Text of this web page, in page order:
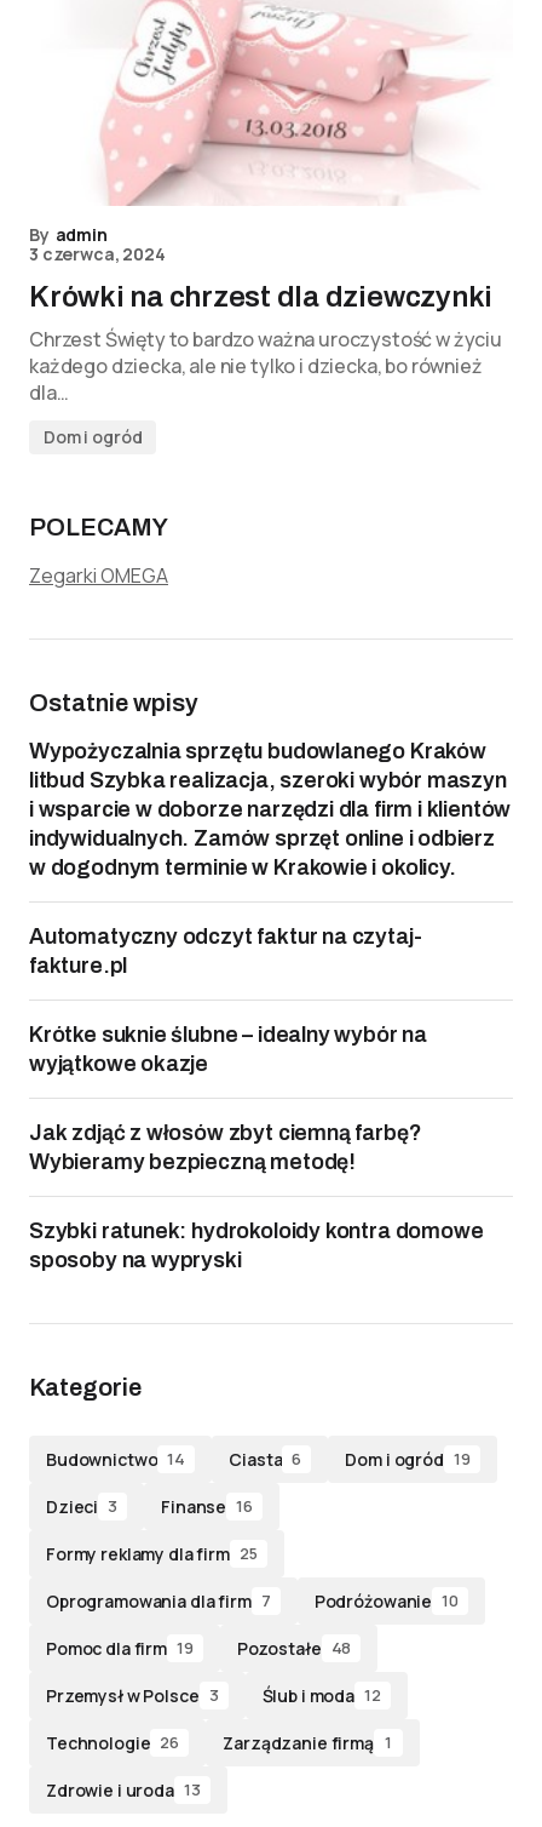
By admin
3 czerwca, 2024
Krówki na chrzest dla dziewczynki
Chrzest Święty to bardzo ważna uroczystość w życiu
każdego dziecka, ale nie tylko i dziecka, bo również
dla…
Dom i ogród
POLECAMY
Zegarki OMEGA
Ostatnie wpisy
Wypożyczalnia sprzętu budowlanego Kraków
litbud Szybka realizacja, szeroki wybór maszyn
i wsparcie w doborze narzędzi dla firm i klientów
indywidualnych. Zamów sprzęt online i odbierz
w dogodnym terminie w Krakowie i okolicy.
Automatyczny odczyt faktur na czytaj-
fakture.pl
Krótke suknie ślubne – idealny wybór na
wyjątkowe okazje
Jak zdjąć z włosów zbyt ciemną farbę?
Wybieramy bezpieczną metodę!
Szybki ratunek: hydrokoloidy kontra domowe
sposoby na wypryski
Kategorie
Budownictwo 14 Ciasta 6 Dom i ogród 19
Dzieci 3 Finanse 16
Formy reklamy dla firm 25
Oprogramowania dla firm 7 Podróżowanie 10
Pomoc dla firm 19 Pozostałe 48
Przemysł w Polsce 3 Ślub i moda 12
Technologie 26 Zarządzanie firmą 1
Zdrowie i uroda 13